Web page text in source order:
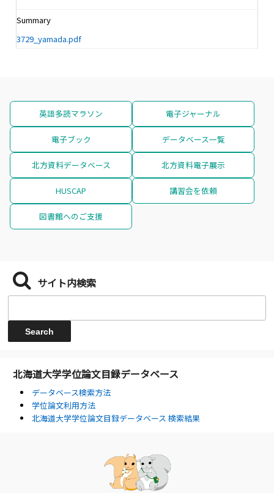
Summary
3729_yamada.pdf
英語多読マラソン 電子ジャーナル
電子ブック データベース一覧
北方資料データベース 北方資料電子展示
HUSCAP 講習会を依頼
図書館へのご支援
サイト内検索
北海道大学学位論文目録データベース
データベース検索方法
学位論文利用方法
北海道大学学位論文目録データベース 検索結果